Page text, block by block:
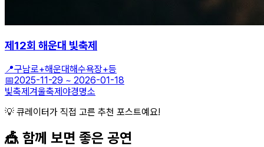
제12회 해운대 빛축제
📍구남로+해운대해수욕장+등
📅2025-11-29 ~ 2026-01-18
빛축제겨울축제야경명소
💡 큐레이터가 직접 고른 추천 포스트예요!
🎪 함께 보면 좋은 공연